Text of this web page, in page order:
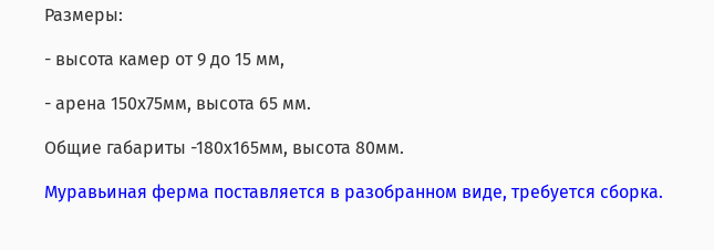
Размеры:
- высота камер от 9 до 15 мм,
- арена 150х75мм, высота 65 мм.
Общие габариты -180х165мм, высота 80мм.
Муравьиная ферма поставляется в разобранном виде, требуется сборка.